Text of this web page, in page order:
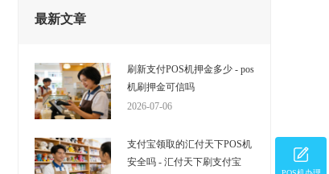
最新文章
刷新支付POS机押金多少 - pos
机刷押金可信吗
2026-07-06
支付宝领取的汇付天下POS机
安全吗 - 汇付天下刷支付宝